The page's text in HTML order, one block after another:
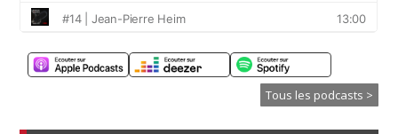
Tous les podcasts >